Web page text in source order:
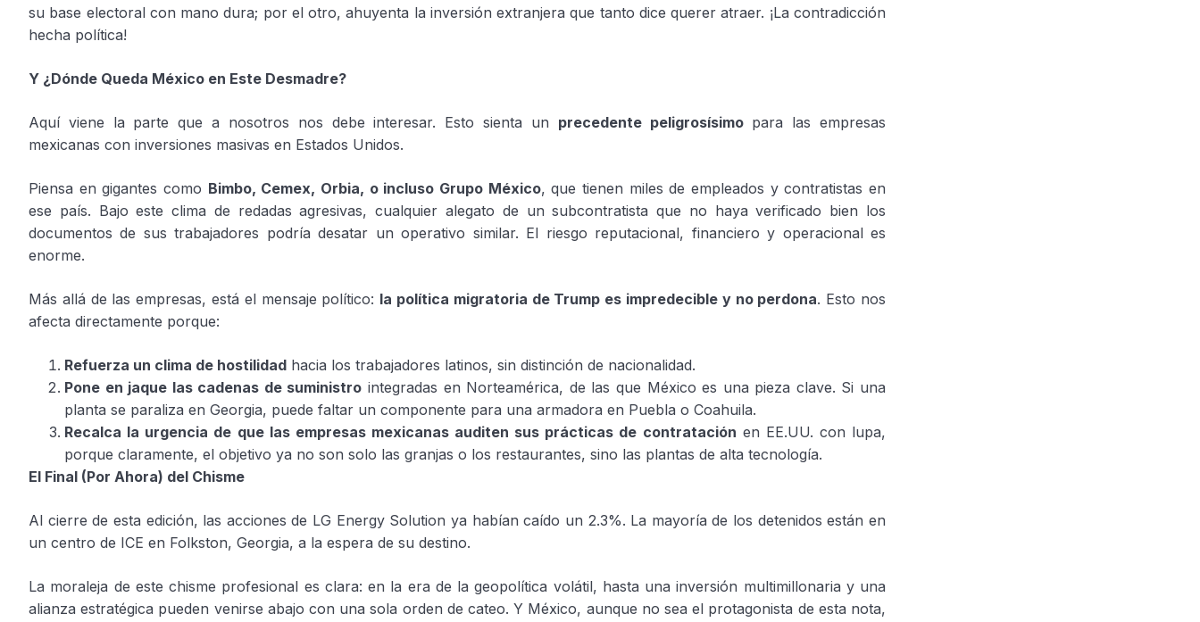
su base electoral con mano dura; por el otro, ahuyenta la inversión extranjera que tanto dice querer atraer. ¡La contradicción
hecha política!
Y ¿Dónde Queda México en Este Desmadre?
Aquí viene la parte que a nosotros nos debe interesar. Esto sienta un precedente peligrosísimopara las empresas
mexicanas con inversiones masivas en Estados Unidos.
Piensa en gigantes como Bimbo, Cemex, Orbia, o incluso Grupo México, que tienen miles de empleados y contratistas en
ese país. Bajo este clima de redadas agresivas, cualquier alegato de un subcontratista que no haya verificado bien los
documentos de sus trabajadores podría desatar un operativo similar. El riesgo reputacional, financiero y operacional es
enorme.
Más allá de las empresas, está el mensaje político: la política migratoria de Trump es impredecible y no perdona. Esto nos
afecta directamente porque:
Refuerza un clima de hostilidad hacia los trabajadores latinos, sin distinción de nacionalidad.
Pone en jaque las cadenas de suministro integradas en Norteamérica, de las que México es una pieza clave. Si una
planta se paraliza en Georgia, puede faltar un componente para una armadora en Puebla o Coahuila.
Recalca la urgencia de que las empresas mexicanas auditen sus prácticas de contratación en EE.UU. con lupa,
porque claramente, el objetivo ya no son solo las granjas o los restaurantes, sino las plantas de alta tecnología.
El Final (Por Ahora) del Chisme
Al cierre de esta edición, las acciones de LG Energy Solution ya habían caído un 2.3%. La mayoría de los detenidos están en
un centro de ICE en Folkston, Georgia, a la espera de su destino.
La moraleja de este chisme profesional es clara: en la era de la geopolítica volátil, hasta una inversión multimillonaria y una
alianza estratégica pueden venirse abajo con una sola orden de cateo. Y México, aunque no sea el protagonista de esta nota,